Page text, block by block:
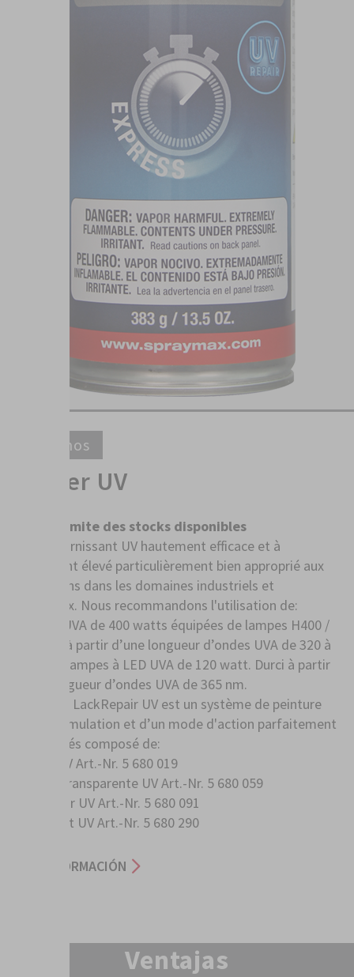
Rellenos
Primer UV
Dans la limite des stocks disponibles
Apprêt garnissant UV hautement efficace et à
rendement élevé particulièrement bien approprié aux
réparations dans les domaines industriels et
artisanaux. Nous recommandons l'utilisation de:
Lampes UVA de 400 watts équipées de lampes H400 /
PE Durci à partir d’une longueur d’ondes UVA de 320 à
400 nm. Lampes à LED UVA de 120 watt. Durci à partir
d’une longueur d’ondes UVA de 365 nm.
SprayMax LackRepair UV est un système de peinture
d’une formulation et d’un mode d'action parfaitement
harmonisés composé de:
Primer UV Art.-Nr. 5 680 019
Couche Transparente UV Art.-Nr. 5 680 059
Mélangeur UV Art.-Nr. 5 680 091
Nettoyant UV Art.-Nr. 5 680 290
MÁS INFORMACIÓN
Ventajas